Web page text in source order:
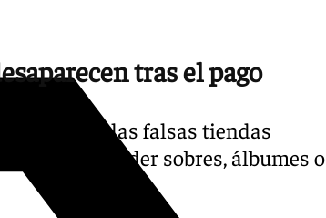
tras el pago
destacan las falsas tiendas
simulan vender sobres, álbumes o